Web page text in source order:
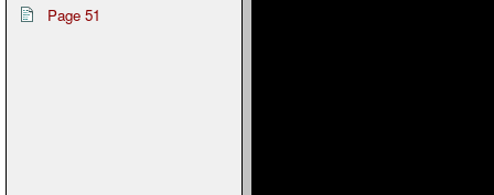
Page 51